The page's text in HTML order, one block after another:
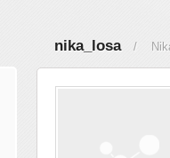
nika_losa / Nika